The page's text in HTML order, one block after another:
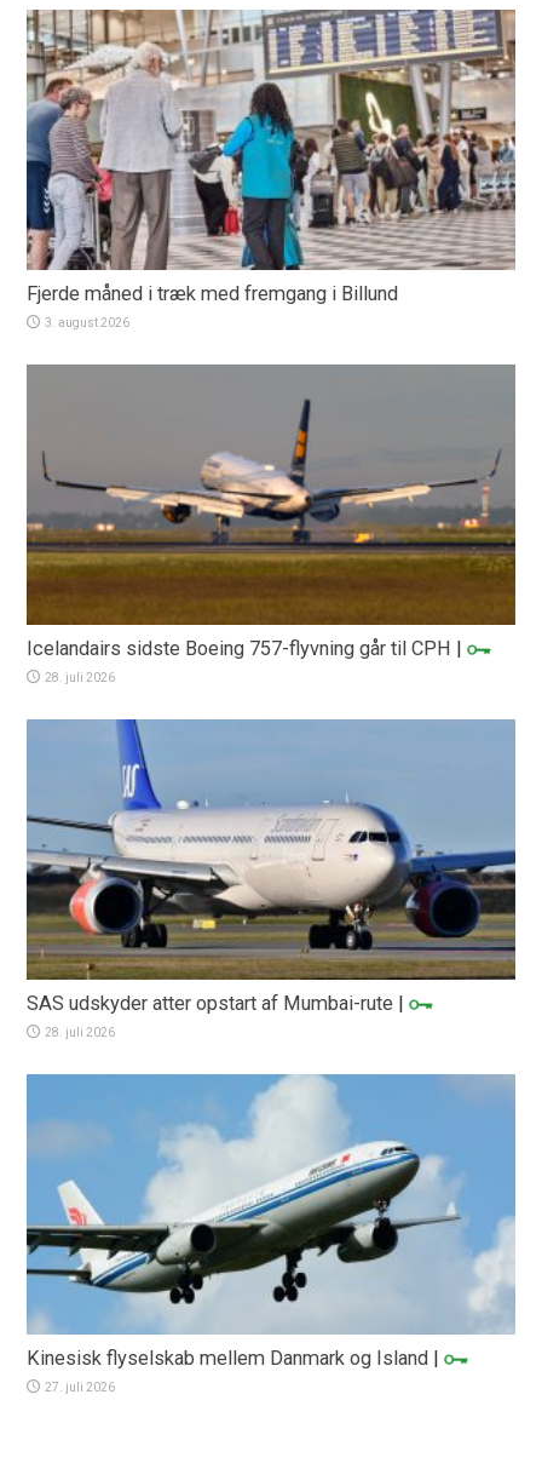
Fjerde måned i træk med fremgang i Billund
3. august 2026
Icelandairs sidste Boeing 757-flyvning går til CPH |
28. juli 2026
SAS udskyder atter opstart af Mumbai-rute |
28. juli 2026
Kinesisk flyselskab mellem Danmark og Island |
27. juli 2026